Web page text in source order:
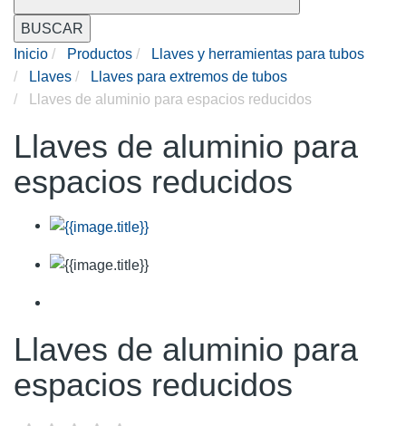
BUSCAR
Inicio
Productos
Llaves y herramientas para tubos
Llaves
Llaves para extremos de tubos
Llaves de aluminio para espacios reducidos
Llaves de aluminio para
espacios reducidos
Llaves de aluminio para
espacios reducidos